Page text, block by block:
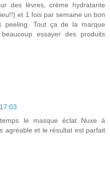
des lèvres, crème hydratante
et 1 fois par semaine un bon
peeling. Tout ça de la marque
essayer des produits
le masque éclat Nuxe à
agréable et le résultat est parfait